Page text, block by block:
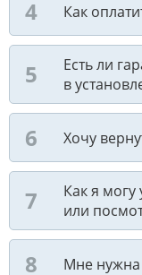
Как
Есть ли
в
Хочу
Как я могу
или
Мне нужна